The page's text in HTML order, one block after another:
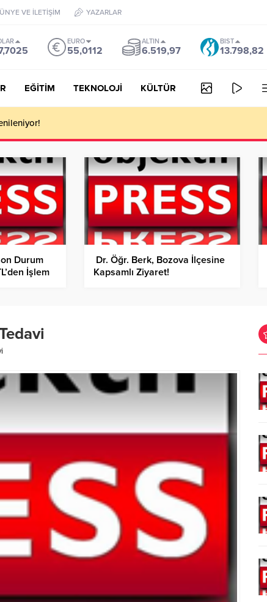
VE İLETİŞİM YAZARLAR
EURO
55,0112
ALTIN
6.519,97
BIST
13.798,82
EĞİTİM TEKNOLOJİ KÜLTÜR
634,3 Milyon Lira Hibe Ödemesi Yapıldı!
Durum
İşlem
Dr. Öğr. Berk, Bozova İlçesine
Kapsamlı Ziyaret!